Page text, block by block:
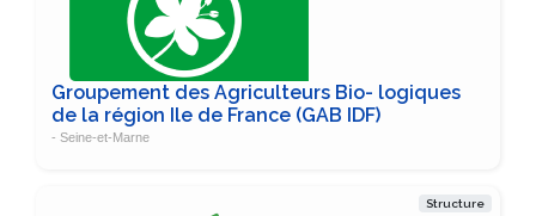
Groupement des Agriculteurs Bio- logiques
de la région Ile de France (GAB IDF)
- Seine-et-Marne
Structure